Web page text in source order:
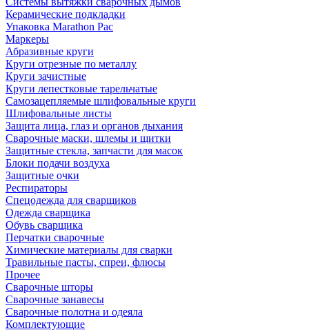
Керамические подкладки
Упаковка Marathon Pac
Маркеры
Абразивные круги
Круги отрезные по металлу
Круги зачистные
Круги лепестковые тарельчатые
Самозацепляемые шлифовальные круги
Шлифовальные листы
Защита лица, глаз и органов дыхания
Сварочные маски, шлемы и щитки
Защитные стекла, запчасти для масок
Блоки подачи воздуха
Защитные очки
Респираторы
Спецодежда для сварщиков
Одежда сварщика
Обувь сварщика
Перчатки сварочные
Химические материалы для сварки
Травильные пасты, спреи, флюсы
Прочее
Сварочные шторы
Сварочные занавесы
Сварочные полотна и одеяла
Комплектующие